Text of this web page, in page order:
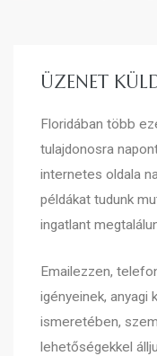
ÜZENET
Floridában több
tulajdonosra
internetes oldala
példákat tudunk
ingatlant
Emailezzen,
igényeinek, anyagi
ismeretében,
lehetőségekkel